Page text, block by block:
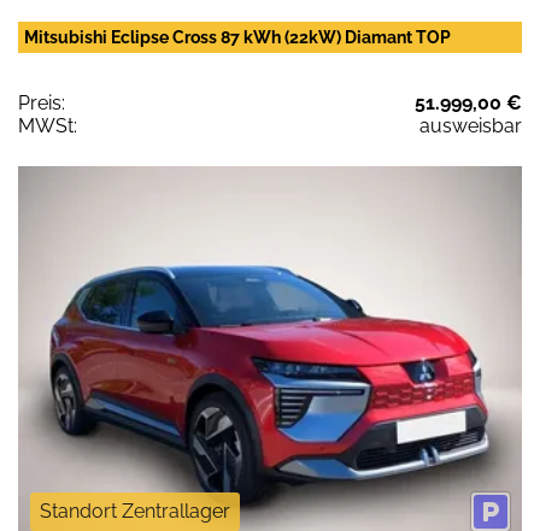
Mitsubishi Eclipse Cross 87 kWh (22kW) Diamant TOP
Preis:
51.999,00 €
MWSt:
ausweisbar
Standort Zentrallager